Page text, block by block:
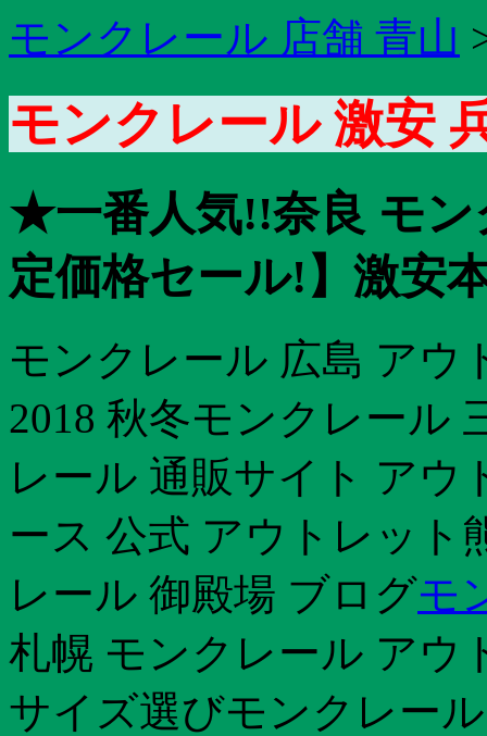
モンクレール 店舗 青山
モンクレール 激安
★一番人気!!奈良 モン
定価格セール!】激安
モンクレール 広島 アウ
2018 秋冬モンクレール
レール 通販サイト ア
ース 公式 アウトレット
レール 御殿場 ブログモ
札幌 モンクレール アウ
サイズ選びモンクレー